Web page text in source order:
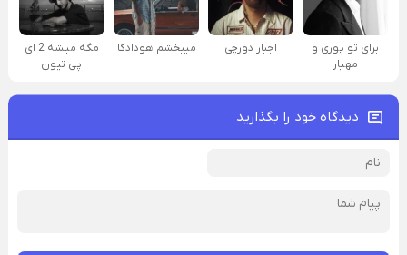
برای تو پوری و
مهیار
اجبار دورچی میبخشم هودادکا
مگه میشه 2 ای
پی تیون
دیدگاه خود را بگذارید